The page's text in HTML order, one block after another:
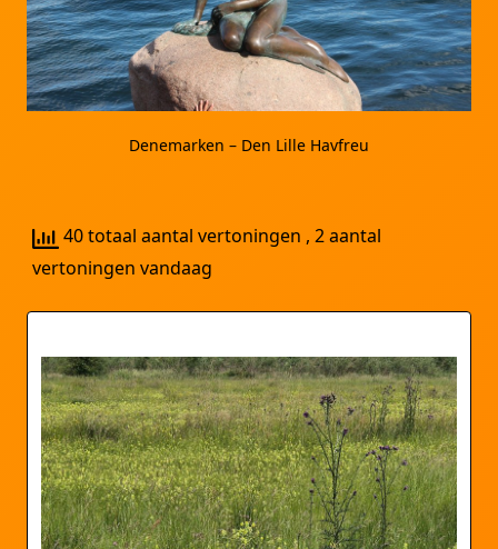
Denemarken – Den Lille Havfreu
40 totaal aantal vertoningen , 2 aantal
vertoningen vandaag